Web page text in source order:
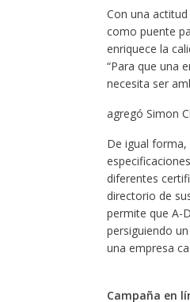
Con una
como puente
enriquece la
“Para que una
necesita ser
agregó Simon
De igual
diferentes
directorio de
permite que A-
persiguiendo
una empresa
Campaña en